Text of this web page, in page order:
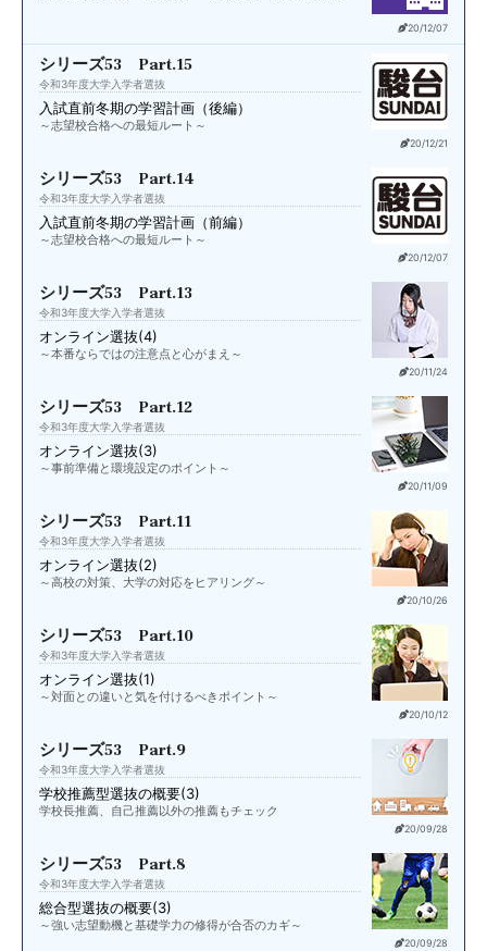
20/12/07
20/12/21
シリーズ53 Part.15
令和3年度大学入学者選抜
入試直前冬期の学習計画（後編）
～志望校合格への最短ルート～
20/12/07
シリーズ53 Part.14
令和3年度大学入学者選抜
入試直前冬期の学習計画（前編）
～志望校合格への最短ルート～
20/11/24
シリーズ53 Part.13
令和3年度大学入学者選抜
オンライン選抜(4)
～本番ならではの注意点と心がまえ～
20/11/09
シリーズ53 Part.12
令和3年度大学入学者選抜
オンライン選抜(3)
～事前準備と環境設定のポイント～
20/10/26
シリーズ53 Part.11
令和3年度大学入学者選抜
オンライン選抜(2)
～高校の対策、大学の対応をヒアリング～
20/10/12
シリーズ53 Part.10
令和3年度大学入学者選抜
オンライン選抜(1)
～対面との違いと気を付けるべきポイント～
20/09/28
シリーズ53 Part.9
令和3年度大学入学者選抜
学校推薦型選抜の概要(3)
学校長推薦、自己推薦以外の推薦もチェック
20/09/28
シリーズ53 Part.8
令和3年度大学入学者選抜
総合型選抜の概要(3)
～強い志望動機と基礎学力の修得が合否のカギ～